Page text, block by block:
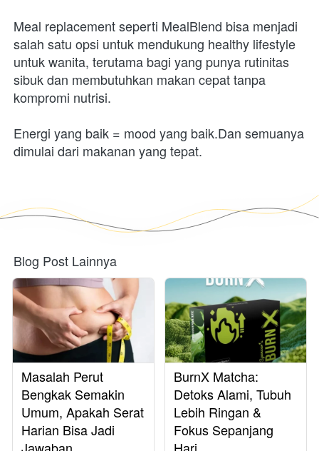
Meal replacement seperti MealBlend bisa menjadi
salah satu opsi untuk mendukung healthy lifestyle
untuk wanita, terutama bagi yang punya rutinitas
sibuk dan membutuhkan makan cepat tanpa
kompromi nutrisi.
Energi yang baik = mood yang baik.Dan semuanya
dimulai dari makanan yang tepat.
Blog Post Lainnya
Masalah Perut
Bengkak Semakin
Umum, Apakah Serat
Harian Bisa Jadi
BurnX Matcha:
Detoks Alami, Tubuh
Lebih Ringan &
Fokus Sepanjang